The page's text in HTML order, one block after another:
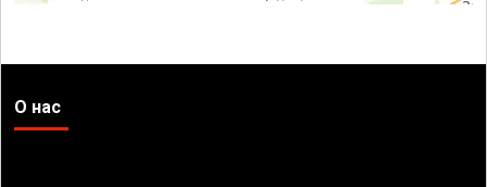
О нас